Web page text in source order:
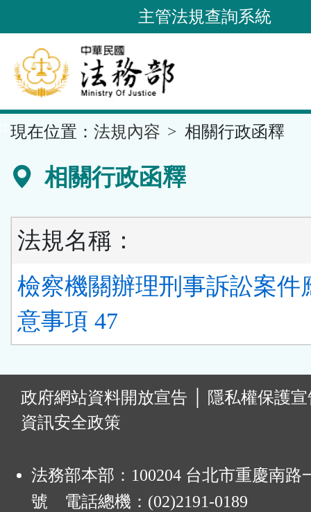
到
要
內
容
區
主管法規查詢系統
現在位置： 法規內容 相關行政函釋
相關行政函釋
法規名稱：
檢察機關辦理刑事訴訟案件
意事項 47
政府網站資料開放宣告
隱私權保護
資訊安全政策
法務部本部：100204 台北市重慶南路
號 電話總機：(02)2191-0189